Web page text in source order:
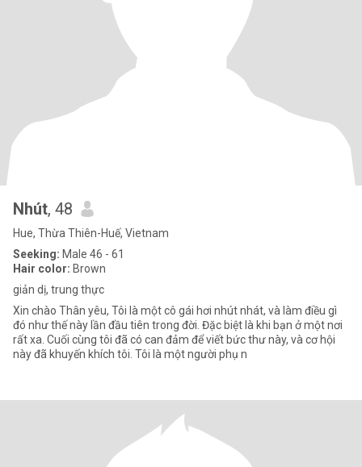
Nhút, 48
Hue, Thừa Thiên-Huế, Vietnam
Seeking: Male 46 - 61
Hair color: Brown
giản dị, trung thực
Xin chào Thân yêu, Tôi là một cô gái hơi nhút nhát, và làm điều gì
đó như thế này lần đầu tiên trong đời. Đặc biệt là khi bạn ở một nơi
rất xa. Cuối cùng tôi đã có can đảm để viết bức thư này, và cơ hội
này đã khuyến khích tôi. Tôi là một người phụ n